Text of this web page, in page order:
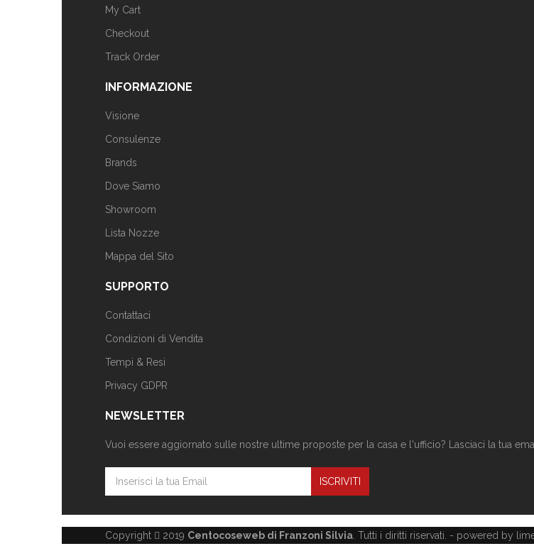
My Cart
Checkout
Track Order
INFORMAZIONE
Visione
Consulenze
Brands
Dove Siamo
Showroom
Lista Nozze
Mappa del Sito
SUPPORTO
Contattaci
Condizioni di Vendita
Tempi & Resi
Privacy GDPR
NEWSLETTER
Vuoi essere aggiornato sulle nostre ultime proposte per la casa e l'ufficio? Lasciaci la tua
Copyright 2019 Centocoseweb di Franzoni Silvia . Tutti i diritti riservati. - powered by